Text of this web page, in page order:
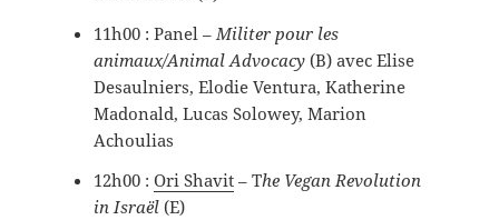
11h00 : Panel –Militer pour les
animaux/Animal Advocacy(B) avec Elise
Desaulniers, Elodie Ventura, Katherine
Madonald, Lucas Solowey, Marion
Achoulias
12h00 : Ori Shavit– The Vegan Revolution
in Israël(E)